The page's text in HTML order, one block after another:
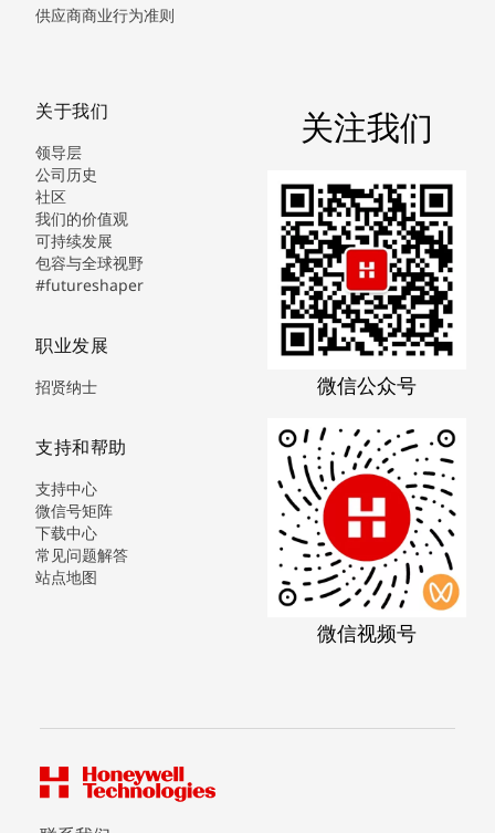
供应商商业行为准则
关于我们
领导层
公司历史
社区
我们的价值观
可持续发展
包容与全球视野
#futureshaper
职业发展
招贤纳士
支持和帮助
支持中心
微信号矩阵
下载中心
常见问题解答
站点地图
关注我们
微信公众号
微信视频号